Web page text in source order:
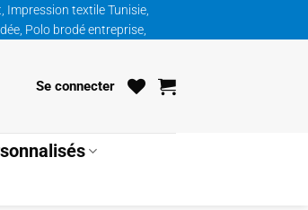
Impression textile Tunisie,
Polo brodé entreprise,
Se connecter